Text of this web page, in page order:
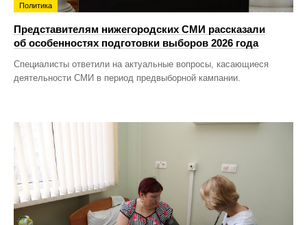
Политика
Представителям нижегородских СМИ рассказали
об особенностях подготовки выборов 2026 года
Специалисты ответили на актуальные вопросы, касающиеся
деятельности СМИ в период предвыборной кампании.